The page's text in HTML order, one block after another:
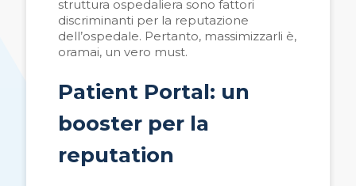
struttura ospedaliera sono fattori
discriminanti per la reputazione
dell’ospedale. Pertanto, massimizzarli è,
oramai, un vero must.
Patient Portal: un
booster per la
reputation